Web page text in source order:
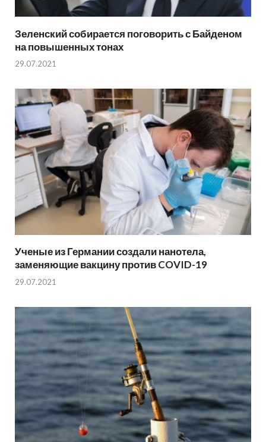
Зеленский собирается поговорить с Байденом
на повышенных тонах
29.07.2021
Ученые из Германии создали нанотела,
заменяющие вакцину против COVID-19
29.07.2021